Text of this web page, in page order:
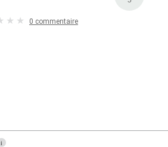
0 commentaire
i